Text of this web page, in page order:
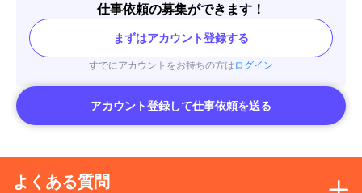
仕事依頼の募集ができます！
まずはアカウント登録する
すでにアカウントをお持ちの方は ログイン
アカウント登録して仕事依頼を送る
よくある質問